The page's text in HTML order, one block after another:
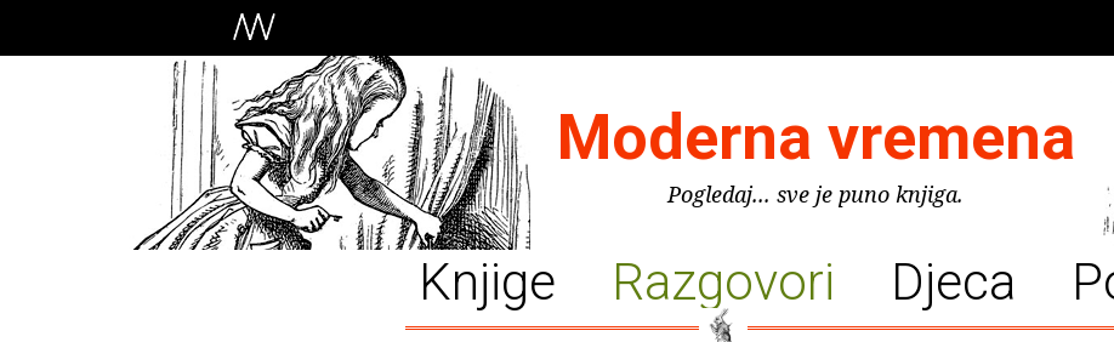
Moderna vremena
Pogledaj... sve je puno knjiga.
Knjige Razgovori Djeca